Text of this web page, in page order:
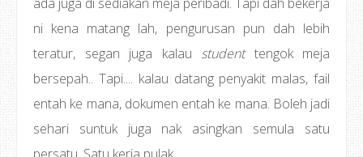
ni kena matang lah, pengurusan pun dah lebih
teratur, segan juga kalau studenttengok meja
bersepah.. Tapi.... kalau datang penyakit malas, fail
entah ke mana, dokumen entah ke mana. Boleh jadi
sehari suntuk juga nak asingkan semula satu
persatu. Satu kerja pulak..